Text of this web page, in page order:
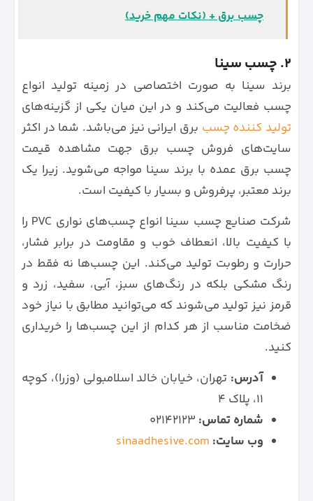
چسب برق + (نکات مهم خرید)
2. چسب سینا
برند سینا به صورت اختصاصی در زمینه تولید انواع
چسب فعالیت می‌کند و در این میان یکی از گزینه‌های
تولید کننده چسب برق ایرانی نیز می‌باشد. شما در اکثر
سایت‌های فروش چسب برق جهت مشاهده قیمت
چسب برق عمده با برند سینا مواجه می‌شوید. زیرا یک
برند معتبر، پرفروش و بسیار با کیفیت است.
شرکت صنایع چسب سینا انواع چسب‌های نواری PVC را
با کیفیت بالا، انعطاف خوب و مقاومت در برابر فشار،
حرارت و رطوبت تولید می‌کند. این چسب‌ها نه فقط در
رنگ مشکی بلکه در رنگ‌های سبز، آبی، سفید، زرد و
قرمز نیز تولید می‌شوند که می‌توانید مطابق با نیاز خود
ضخامت مناسب از هر کدام از این چسب‌ها را خریداری
کنید.
آدرس: تهران، خیابان خالد اسلامبولی (وزرا)، کوچه
۱۱، پلاک ۴
شماره تماس:
وب سایت: sinaadhesive.com